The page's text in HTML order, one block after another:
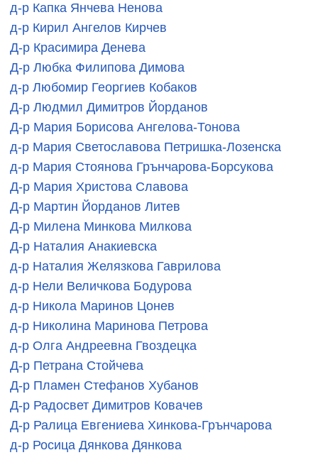
д-р Капка Янчева Ненова
д-р Кирил Ангелов Кирчев
Д-р Красимира Денева
Д-р Любка Филипова Димова
д-р Любомир Георгиев Кобаков
Д-р Людмил Димитров Йорданов
Д-р Мария Борисова Ангелова-Тонова
д-р Мария Светославова Петришка-Лозенска
д-р Мария Стоянова Грънчарова-Борсукова
Д-р Мария Христова Славова
Д-р Мартин Йорданов Литев
Д-р Милена Минкова Милкова
Д-р Наталия Анакиевска
д-р Наталия Желязкова Гаврилова
д-р Нели Величкова Бодурова
д-р Никола Маринов Цонев
д-р Николина Маринова Петрова
д-р Олга Андреевна Гвоздецка
Д-р Петрана Стойчева
Д-р Пламен Стефанов Хубанов
Д-р Радосвет Димитров Ковачев
Д-р Ралица Евгениева Хинкова-Грънчарова
д-р Росица Дянкова Дянкова